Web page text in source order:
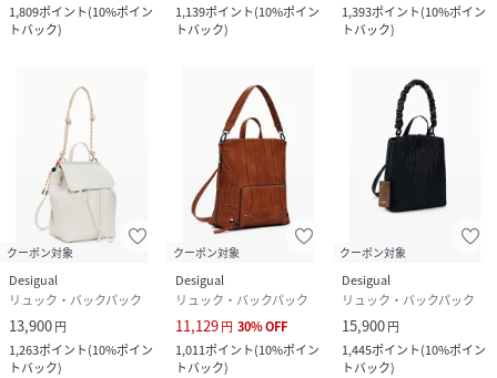
1,809ポイント(10%ポイン
トバック)
1,139ポイント(10%ポイン
トバック)
1,393ポイント(10%ポイン
トバック)
クーポン対象
Desigual
リュック・バックパック
13,900円
1,263ポイント(10%ポイン
トバック)
クーポン対象
Desigual
リュック・バックパック
11,129円 30%OFF
1,011ポイント(10%ポイン
トバック)
クーポン対象
Desigual
リュック・バックパック
15,900円
1,445ポイント(10%ポイン
トバック)